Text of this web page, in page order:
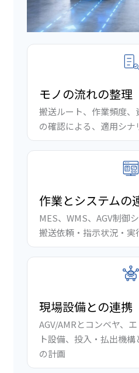
モノの流れの整理
搬送ルート、作業頻度
の確認による、適用シナ
作業とシステムの
MES、WMS、AGV制御
搬送依頼・指示状況・実
現場設備との連携
AGV/AMRとコンベヤ、
ト設備、投入・払出機
の計画